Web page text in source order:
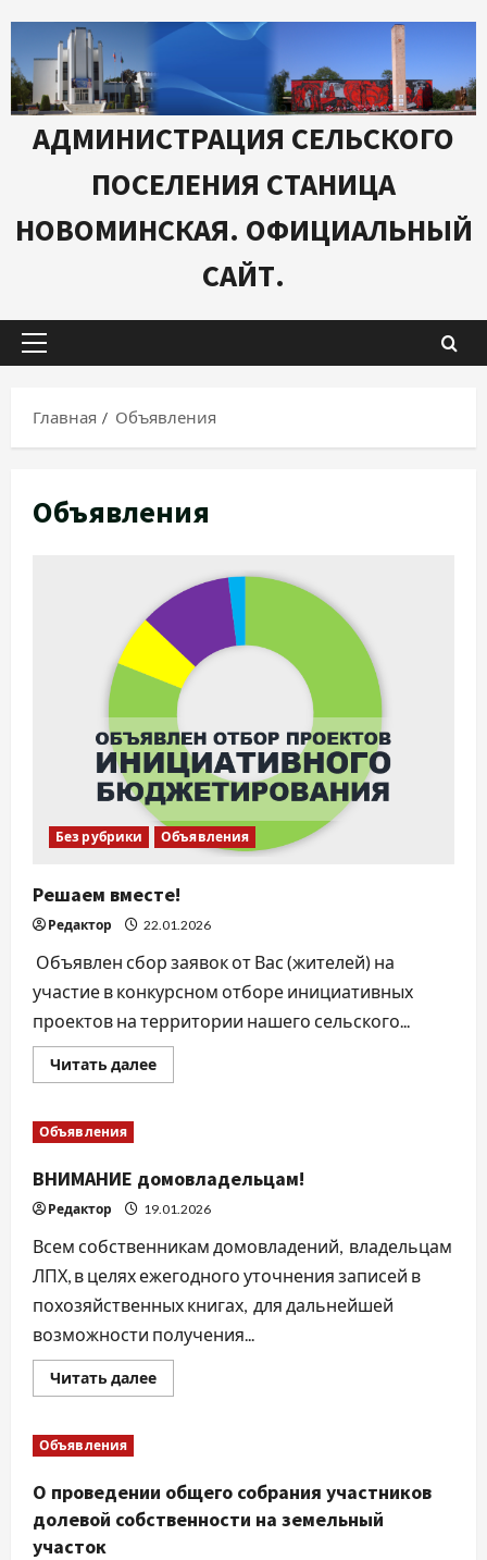
содержимому
АДМИНИСТРАЦИЯ СЕЛЬСКОГО
ПОСЕЛЕНИЯ СТАНИЦА
НОВОМИНСКАЯ. ОФИЦИАЛЬНЫЙ
САЙТ.
Основное
Главная
Объявления
Объявления
Без рубрики Объявления
Решаем вместе!
Редактор 22.01.2026
Объявлен сбор заявок от Вас (жителей) на
участие в конкурсном отборе инициативных
проектов на территории нашего сельского...
Читать далееПрочитать
больше
Объявления
ВНИМАНИЕ домовладельцам!
Редактор 19.01.2026
Всем собственникам домовладений, владельцам
ЛПХ, в целях ежегодного уточнения записей в
похозяйственных книгах, для дальнейшей
возможности получения...
Читать далееПрочитать
больше
Объявления
О проведении общего собрания участников
долевой собственности на земельный
участок